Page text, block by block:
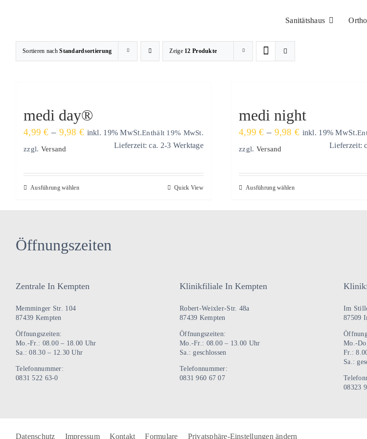
Sanitätshaus
Sortieren nachStandardsortierung Zeige 12 Produkte
medi day®
4,99€ – 9,98€Preisspanne:
inkl. 19% MwSt.Enthält 19% MwSt.
zzgl. Versand Lieferzeit: ca. 2-3 Werktage
Ausführung wählenDieses
Varianten
auf.
können
gewählt
werden
Quick View
medi night
4,99€ – 9,98€Preisspanne:
inkl. 19% MwSt.
zzgl. Versand Lieferzeit:
Ausführung wählenDieses
Öffnungszeiten
Zentrale In Kempten
Memminger Str. 104
87439 Kempten
Öffnungszeiten:
Mo.-Fr.: 08.00 – 18.00 Uhr
Sa.: 08.30 – 12.30 Uhr
Telefonnummer:
0831 522 63-0
Klinikfiliale In Kempten
Robert-Weixler-Str. 48a
87439 Kempten
Öffnungszeiten:
Mo.-Fr.: 08.00 – 13.00 Uhr
Sa.: geschlossen
Telefonnummer:
0831 960 67 07
Im
87509
Mo.-
Fr.:
Sa.:
08323
Datenschutz Impressum Kontakt Formulare Privatsphäre-Einstellungen ändern